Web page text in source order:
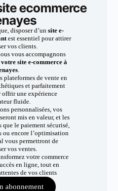
ecommerce
disposer d’un site e-
est essentiel pour attirer
vos clients.
vous accompagnons
site e-commerce à
.
plateformes de vente en
et parfaitement
offrir une expérience
fluide.
personnalisées, vos
mis en valeur, et les
le paiement sécurisé,
ou encore l’optimisation
vous permettront de
vos ventes.
votre commerce
en ligne, tout en
de vos clients
abonnement